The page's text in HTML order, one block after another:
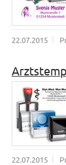
22.07.2015
22.07.2015